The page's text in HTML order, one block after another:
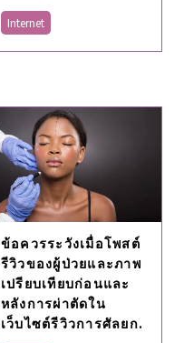
Internet
ข้อควรระวังเมื่อโพสต์
รีวิวของผู้ป่วยและภาพ
เปรียบเทียบก่อนและ
หลังการผ่าตัดใน
เว็บไซต์รีวิวการศัลยก.